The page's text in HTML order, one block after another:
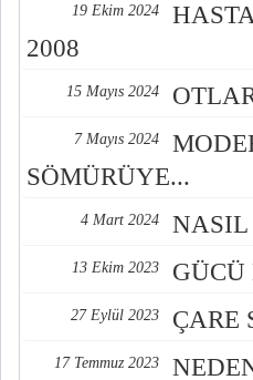
19 Ekim 2024
2008
15 Mayıs 2024
7 Mayıs 2024
SÖMÜRÜYE...
4 Mart 2024 NASIL
13 Ekim 2023
27 Eylül 2023 ÇARE
17 Temmuz 2023